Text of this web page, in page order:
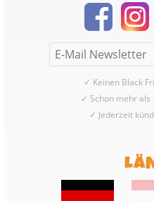
✓ Keinen Black
✓ Schon mehr als
✓ Jederzeit